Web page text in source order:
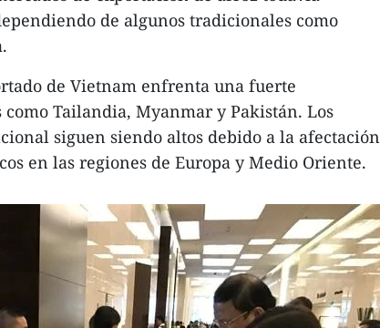
de algunos tradicionales como
de Vietnam enfrenta una fuerte
como Tailandia, Myanmar y Pakistán. Los
siguen siendo altos debido a la afectación
en las regiones de Europa y Medio Oriente.